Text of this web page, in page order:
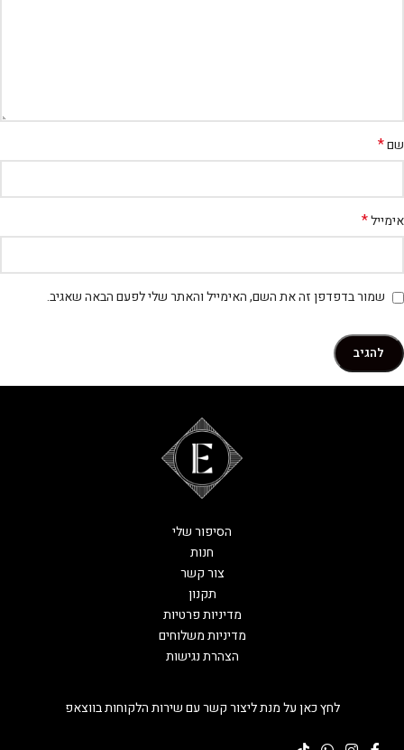
שם*
אימייל*
שמור בדפדפן זה את השם, האימייל והאתר שלי לפעם הבאה שאגיב.
לחץ כאן על מנת ליצור קשר עם שירות הלקוחות בווצאפ
הסיפור שלי
חנות
צור קשר
תקנון
מדיניות פרטיות
מדיניות משלוחים
הצהרת נגישות